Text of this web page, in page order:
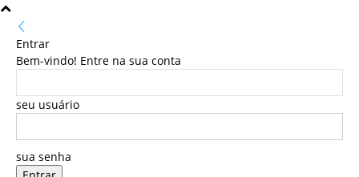
Entrar
Bem-vindo! Entre na sua conta
seu usuário
sua senha